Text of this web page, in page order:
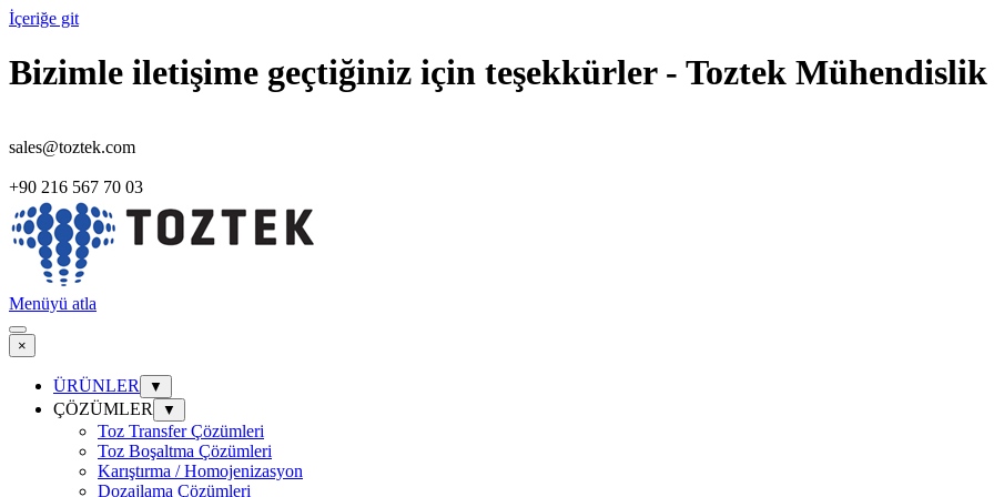
İçeriğe git
Bizimle iletişime geçtiğiniz için teşekkürler - Toztek
sales@toztek.com
+90 216 567 70 03
Menüyü atla
×
ÜRÜNLER ▼
ÇÖZÜMLER ▼
Toz Transfer Çözümleri
Toz Boşaltma Çözümleri
Karıştırma / Homojenizasyon
Dozajlama Çözümleri